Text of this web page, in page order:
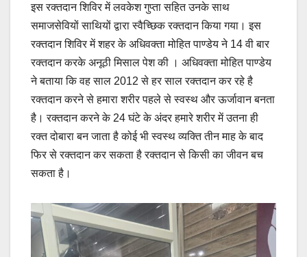
इस रक्तदान शिविर में लवकेश गुप्ता सहित उनके साथ
समाजसेवियों साथियों द्वारा स्वैच्छिक रक्तदान किया गया। इस
रक्तदान शिविर में शहर के अधिवक्ता मोहित पाण्डेय ने 14 वी बार
रक्तदान करके अनूठी मिसाल पेश की । अधिवक्ता मोहित पाण्डेय
ने बताया कि वह साल 2012 से हर साल रक्तदान कर रहे है
रक्तदान करने से हमारा शरीर पहले से स्वस्थ और ऊर्जावान बनता
है। रक्तदान करने के 24 घंटे के अंदर हमारे शरीर में उतना ही
रक्त दोबारा बन जाता है कोई भी स्वस्थ व्यक्ति तीन माह के बाद
फिर से रक्तदान कर सकता है रक्तदान से किसी का जीवन बच
सकता है।